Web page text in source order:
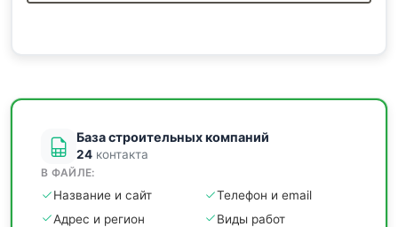
База строительных компаний
24 контакта
В ФАЙЛЕ:
Название и сайт
Телефон и email
Адрес и регион
Виды работ